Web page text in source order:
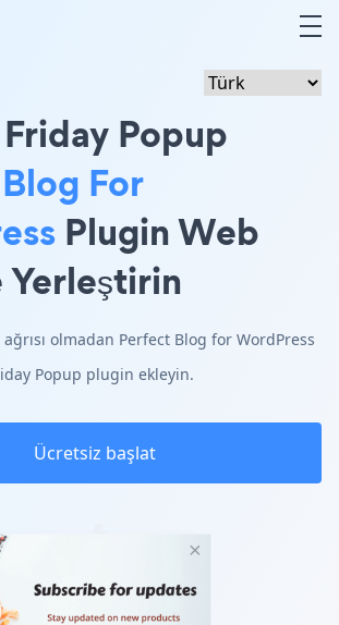
Popup
For
Plugin Web
Yerleştirin
olmadan Perfect Blog for WordPress
Popup plugin ekleyin.
Ücretsiz başlat